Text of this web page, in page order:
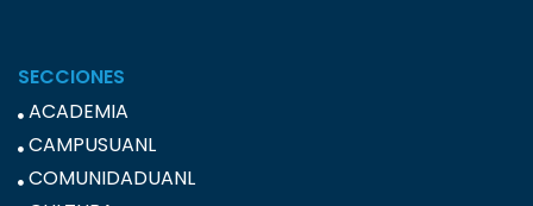
SECCIONES
ACADEMIA
CAMPUSUANL
COMUNIDADUANL